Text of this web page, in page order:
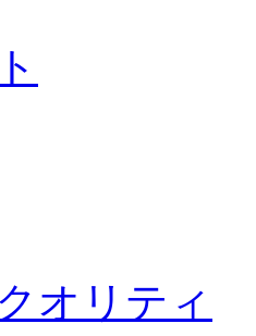
オリティ